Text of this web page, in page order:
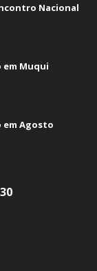
Nacional
em Muqui
em Agosto